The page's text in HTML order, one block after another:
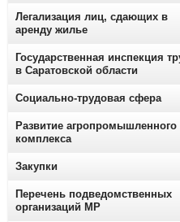
Легализация лиц, сдающих в
аренду жилье
Государственная инспекция
в Саратовской области
Социально-трудовая сфера
Развитие агропромышленного
комплекса
Закупки
Перечень подведомственных
организаций МР